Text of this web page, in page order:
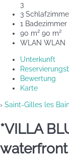
3
3
1 Badezimmer
90 m² 90 m²
WLAN WLAN
Unterkunft
Bewertung
Karte
› Saint-Gilles les
*VILLA
waterfront